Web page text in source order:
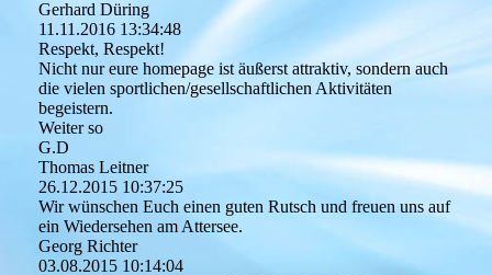
Gerhard Düring
11.11.2016 13:34:48
Respekt, Respekt!
Nicht nur eure homepage ist äußerst attraktiv, sondern auch
die vielen sportlichen/­gesellschaftlichen Aktivitäten
begeistern.
Weiter so
G.D
Thomas Leitner
26.12.2015 10:37:25
Wir wünschen Euch einen guten Rutsch und freuen uns auf
ein Wiedersehen am Attersee.
Georg Richter
03.08.2015 10:14:04